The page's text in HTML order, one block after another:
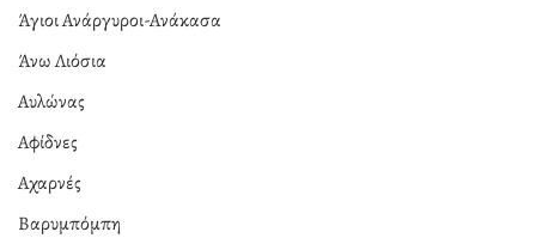
Άγιοι Ανάργυροι-Ανάκασα
Άνω Λιόσια
Αυλώνας
Αφίδνες
Αχαρνές
Βαρυμπόμπη